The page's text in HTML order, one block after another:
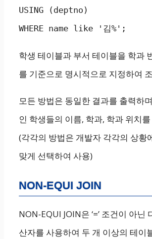
USING (deptno)
WHERE name like '김%';
학생 테이블과 부서 테이블을 학과
를 기준으로 명시적으로 지정하여
모든 방법은 동일한 결과를 출력하며
인 학생들의 이름, 학과, 학과 위치
(각각의 방법은 개발자 각각의 상황
맞게 선택하여 사용)
NON-EQUI JOIN
NON-EQUI JOIN은 ‘=’ 조건이 아닌
산자를 사용하여 두 개 이상의 테이